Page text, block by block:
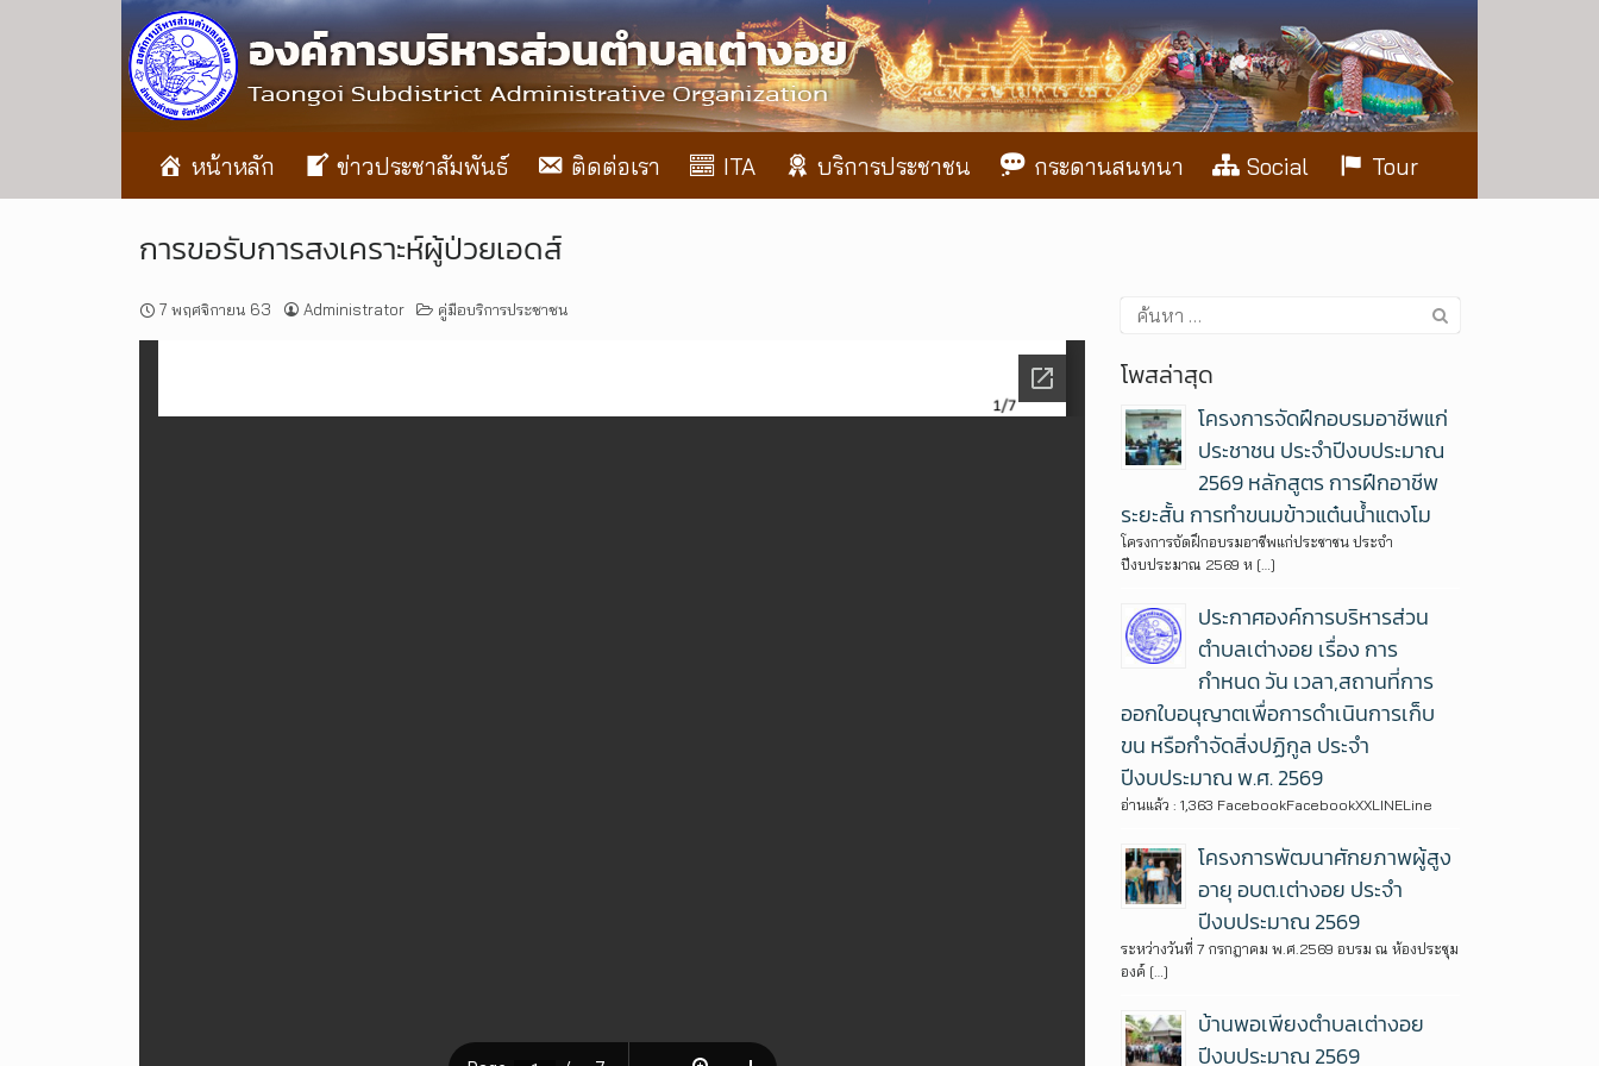
หน้าหลัก ข่าวประชาสัมพันธ์ ติดต่อเรา ITA บริการประชาชน กระดานสนทนา Social Tour
การขอรับการสงเคราะห์ผู้ป่วยเอดส์
7 พฤศจิกายน 63 Administrator คู่มือบริการประชาชน
โพสล่าสุด
โครงการจัดฝึกอบรมอาชีพแก่
ประชาชน ประจำปีงบประมาณ
2569 หลักสูตร การฝึกอาชีพ
ระยะสั้น การทำขนมข้าวแต๋นน้ำแตงโม
โครงการจัดฝึกอบรมอาชีพแก่ประชาชน ประจำ
ปีงบประมาณ 2569 ห […]
ประกาศองค์การบริหารส่วน
ตำบลเต่างอย เรื่อง การ
กำหนด วัน เวลา,สถานที่การ
ออกใบอนุญาตเพื่อการดำเนินการเก็บ
ขน หรือกำจัดสิ่งปฏิกูล ประจำ
ปีงบประมาณ พ.ศ. 2569
อ่านแล้ว : 1,363 FacebookFacebookXXLINELine
โครงการพัฒนาศักยภาพผู้สูง
อายุ อบต.เต่างอย ประจำ
ปีงบประมาณ 2569
ระหว่างวันที่ 7 กรกฎาคม พ.ศ.2569 อบรม ณ ห้องประชุม
องค์ […]
บ้านพอเพียงตำบลเต่างอย
ปีงบประมาณ 2569